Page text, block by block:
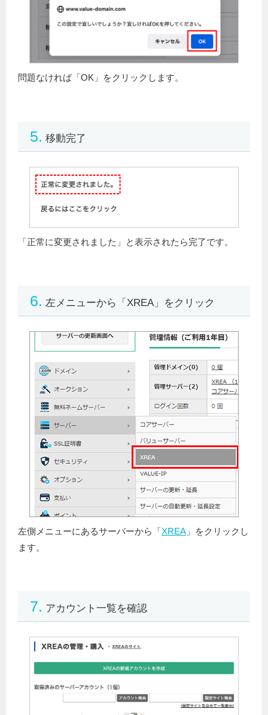
問題なければ「OK」をクリックします。
5. 移動完了
「正常に変更されました」と表示されたら完了です。
6. 左メニューから「XREA」をクリック
左側メニューにあるサーバーから「XREA 」をクリックし
ます。
7. アカウント一覧を確認